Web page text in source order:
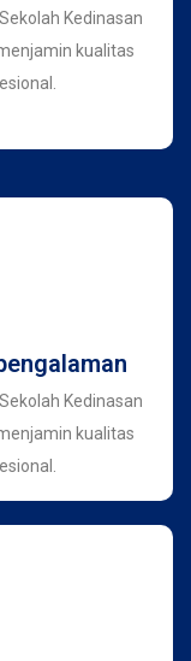
Kedinasan
kualitas
Kedinasan
kualitas